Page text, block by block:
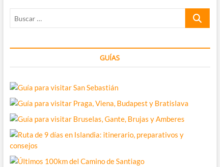
Buscar
GUÍAS